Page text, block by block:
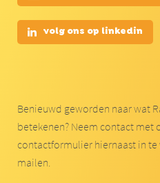
volg ons op linkedin
Benieuwd geworden naar wat
betekenen? Neem contact met
contactformulier hiernaast in
mailen.